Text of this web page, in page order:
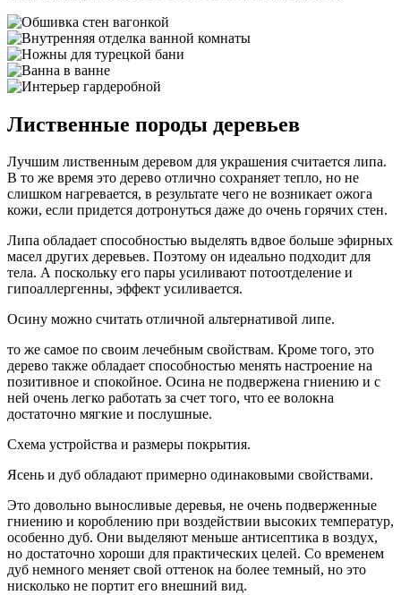
Лиственные породы деревьев
Лучшим лиственным деревом для украшения считается липа.
В то же время это дерево отлично сохраняет тепло, но не
слишком нагревается, в результате чего не возникает ожога
кожи, если придется дотронуться даже до очень горячих стен.
Липа обладает способностью выделять вдвое больше эфирных
масел других деревьев. Поэтому он идеально подходит для
тела. А поскольку его пары усиливают потоотделение и
гипоаллергенны, эффект усиливается.
Осину можно считать отличной альтернативой липе.
то же самое по своим лечебным свойствам. Кроме того, это
дерево также обладает способностью менять настроение на
позитивное и спокойное. Осина не подвержена гниению и с
ней очень легко работать за счет того, что ее волокна
достаточно мягкие и послушные.
Схема устройства и размеры покрытия.
Ясень и дуб обладают примерно одинаковыми свойствами.
Это довольно выносливые деревья, не очень подверженные
гниению и короблению при воздействии высоких температур,
особенно дуб. Они выделяют меньше антисептика в воздух,
но достаточно хороши для практических целей. Со временем
дуб немного меняет свой оттенок на более темный, но это
нисколько не портит его внешний вид.